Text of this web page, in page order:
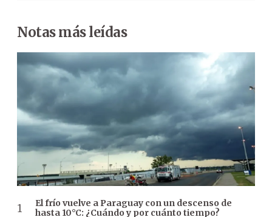
Notas más leídas
El frío vuelve a Paraguay con un descenso de
hasta 10°C: ¿Cuándo y por cuánto tiempo?